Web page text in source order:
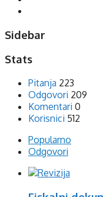
Sidebar
Stats
Pitanja 223
Odgovori 209
Komentari 0
Korisnici 512
Popularno
Odgovori